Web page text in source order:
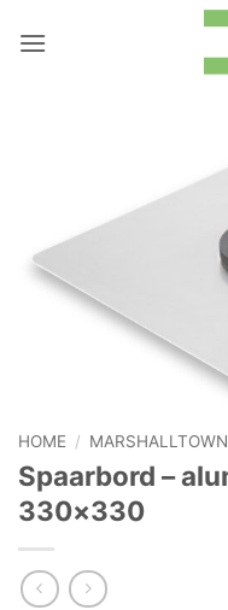
naar
HOME / MARSHALLTOWN
Spaarbord –
330×330